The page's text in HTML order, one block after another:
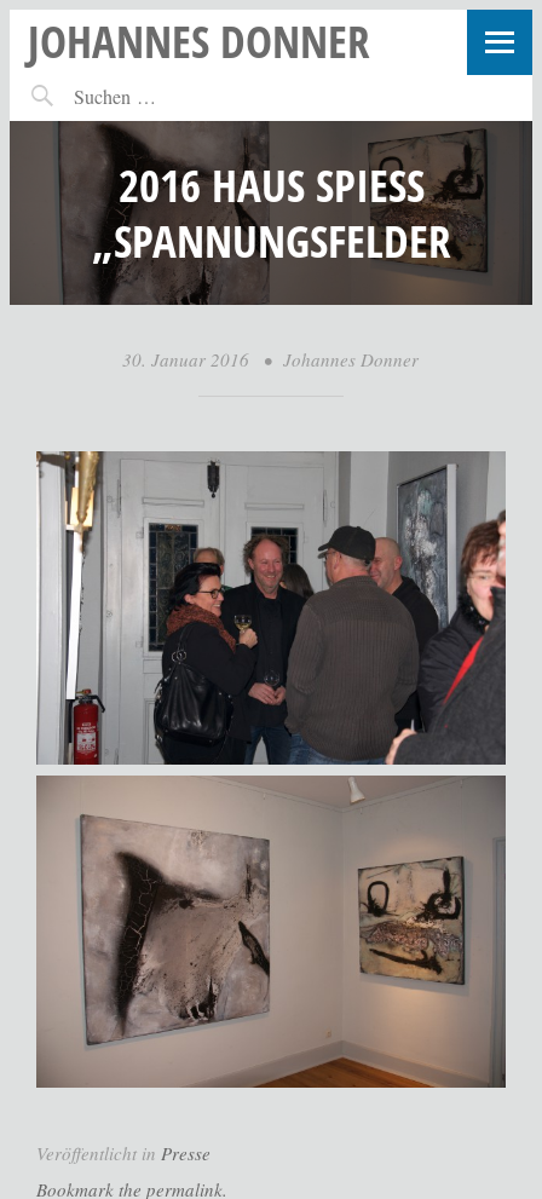
JOHANNES DONNER
2016 HAUS SPIESS
„SPANNUNGSFELDER
30. Januar 2016 • Johannes Donner
Veröffentlicht in Presse
Bookmark the permalink.